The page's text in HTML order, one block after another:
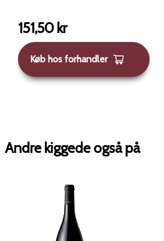
151,50 kr
Køb hos forhandler
Andre kiggede også på